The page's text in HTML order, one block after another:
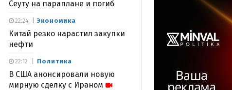
Сеуту на параплане и погиб
Экономика
Китай резко нарастил закупки
нефти
22:24
Политика
В США анонсировали новую
мирную сделку с Ираном
22:12